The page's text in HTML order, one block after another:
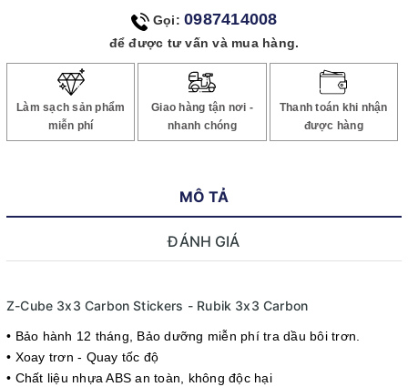
Gọi: 0987414008
để được tư vấn và mua hàng.
Làm sạch sản phẩm
miễn phí
Giao hàng tận nơi -
nhanh chóng
Thanh toán khi nhận
được hàng
MÔ TẢ
ĐÁNH GIÁ
Z-Cube 3x3 Carbon Stickers - Rubik 3x3 Carbon
• Bảo hành 12 tháng, Bảo dưỡng miễn phí tra dầu bôi trơn.
• Xoay trơn - Quay tốc độ
• Chất liệu nhựa ABS an toàn, không độc hại